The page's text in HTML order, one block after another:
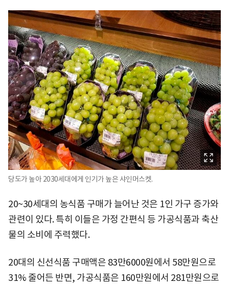
당도가 높아 2030세대에게 인기가 높은 샤인머스켓.
20~30세대의 농식품 구매가 늘어난 것은 1인 가구 증가와
관련이 있다. 특히 이들은 가정 간편식 등 가공식품과 축산
물의 소비에 주력했다.
20대의 신선식품 구매액은 83만6000원에서 58만원으로
31% 줄어든 반면, 가공식품은 160만원에서 281만원으로